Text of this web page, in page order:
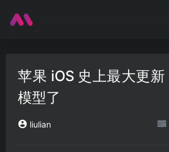
苹果 iOS 史上最大更
模型了
liulian